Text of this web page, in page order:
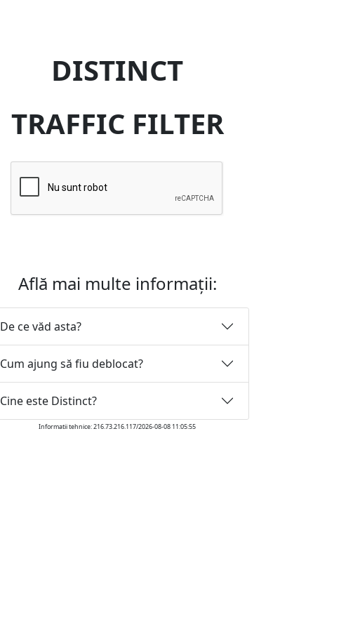
DISTINCT
TRAFFIC FILTER
Află mai multe informații:
De ce văd asta?
Cum ajung să fiu deblocat?
Cine este Distinct?
Informatii tehnice: 216.73.216.117/2026-08-08 11:05:55